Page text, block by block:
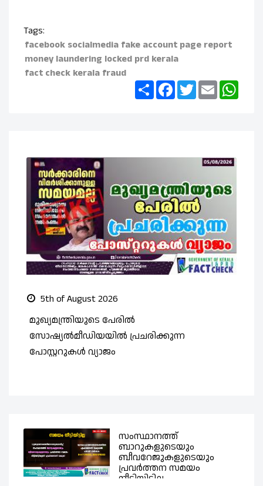
Tags:
facebook socialmedia fake account page report
money laundering locked prd kerala
fact check kerala fraud
ShareFacebookTwitterEmail
5th of August 2026
മുഖ്യമന്ത്രിയുടെ പേരിൽ
സോഷ്യൽമീഡിയയിൽ പ്രചരിക്കുന്ന
പോസ്റ്ററുകൾ വ്യാജം
സംസ്ഥാനത്ത്
ബാറുകളുടെയും
ബീവറേജുകളുടെയും
പ്രവര്‍ത്തന സമയം
നീട്ടിയിട്ടില്ല -...